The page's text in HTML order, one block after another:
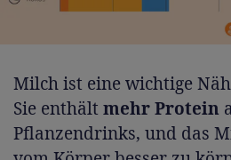
Milch ist eine wichtige
Sie enthält mehr Protein
Pflanzendrinks, und das